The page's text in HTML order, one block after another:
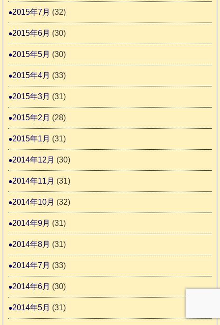
2015年7月 (32)
2015年6月 (30)
2015年5月 (30)
2015年4月 (33)
2015年3月 (31)
2015年2月 (28)
2015年1月 (31)
2014年12月 (30)
2014年11月 (31)
2014年10月 (32)
2014年9月 (31)
2014年8月 (31)
2014年7月 (33)
2014年6月 (30)
2014年5月 (31)